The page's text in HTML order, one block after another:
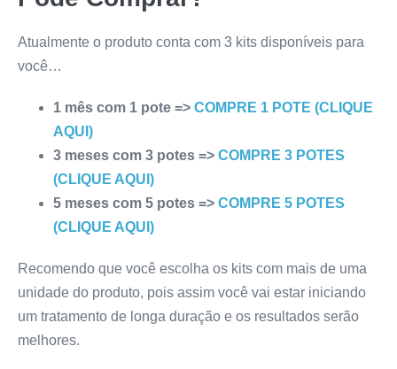
Atualmente o produto conta com 3 kits disponíveis para
você…
1 mês com 1 pote => COMPRE 1 POTE (CLIQUE
AQUI)
3 meses com 3 potes => COMPRE 3 POTES
(CLIQUE AQUI)
5 meses com 5 potes => COMPRE 5 POTES
(CLIQUE AQUI)
Recomendo que você escolha os kits com mais de uma
unidade do produto, pois assim você vai estar iniciando
um tratamento de longa duração e os resultados serão
melhores.